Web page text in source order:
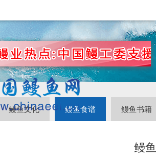
鳗鱼文化 鳗鱼食谱 鳗鱼书籍
鳗